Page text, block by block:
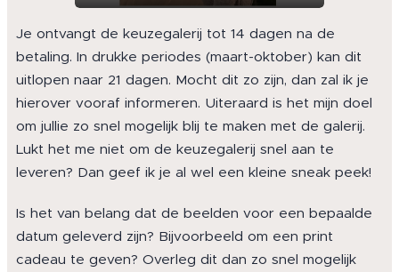
Je ontvangt de keuzegalerij tot 14 dagen na de
betaling. In drukke periodes (maart-oktober) kan dit
uitlopen naar 21 dagen. Mocht dit zo zijn, dan zal ik je
hierover vooraf informeren. Uiteraard is het mijn doel
om jullie zo snel mogelijk blij te maken met de galerij.
Lukt het me niet om de keuzegalerij snel aan te
leveren? Dan geef ik je al wel een kleine sneak peek!
Is het van belang dat de beelden voor een bepaalde
datum geleverd zijn? Bijvoorbeeld om een print
cadeau te geven? Overleg dit dan zo snel mogelijk